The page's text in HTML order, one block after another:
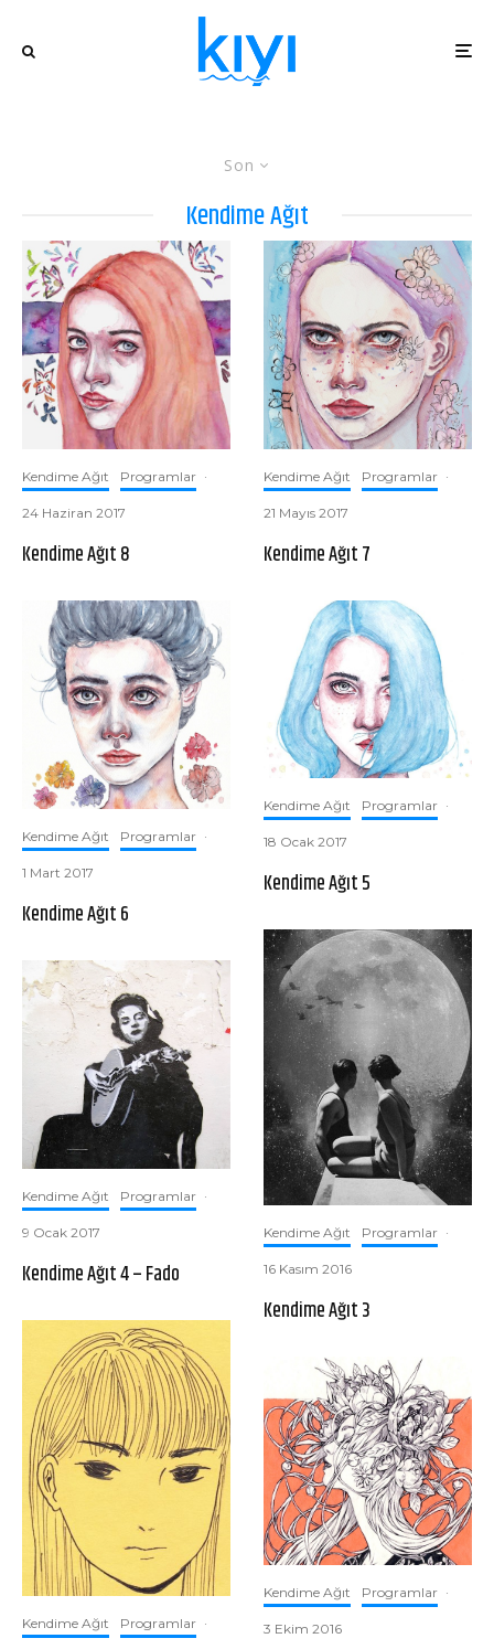
Son
Kendime Ağıt
Kendime Ağıt Programlar ·
24 Haziran 2017
Kendime Ağıt 8
Kendime Ağıt Programlar ·
1 Mart 2017
Kendime Ağıt 6
Kendime Ağıt Programlar ·
9 Ocak 2017
Kendime Ağıt 4 – Fado
Kendime Ağıt Programlar ·
Kendime Ağıt Programlar ·
21 Mayıs 2017
Kendime Ağıt 7
Kendime Ağıt Programlar ·
18 Ocak 2017
Kendime Ağıt 5
Kendime Ağıt Programlar ·
16 Kasım 2016
Kendime Ağıt 3
Kendime Ağıt Programlar ·
3 Ekim 2016